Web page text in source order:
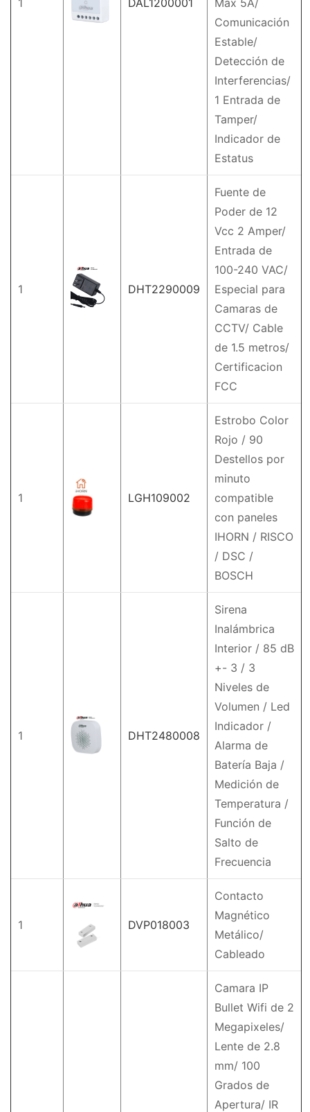
1 DAL1200001
Max 5A/
Comunicación
Estable/
Detección de
Interferencias/
1 Entrada de
Tamper/
Indicador de
Estatus
1 DHT2290009
Fuente de
Poder de 12
Vcc 2 Amper/
Entrada de
100-240 VAC/
Especial para
Camaras de
CCTV/ Cable
de 1.5 metros/
Certificacion
FCC
1 LGH109002
Estrobo Color
Rojo / 90
Destellos por
minuto
compatible
con paneles
IHORN / RISCO
/ DSC /
BOSCH
1 DHT2480008
Sirena
Inalámbrica
Interior / 85 dB
+- 3 / 3
Niveles de
Volumen / Led
Indicador /
Alarma de
Batería Baja /
Medición de
Temperatura /
Función de
Salto de
Frecuencia
1 DVP018003
Contacto
Magnético
Metálico/
Cableado
Camara IP
Bullet Wifi de 2
Megapixeles/
Lente de 2.8
mm/ 100
Grados de
Apertura/ IR